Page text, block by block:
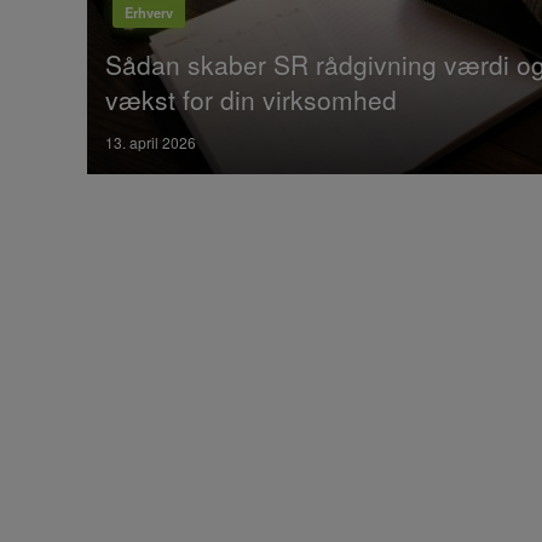
Erhverv
Sådan skaber SR rådgivning værdi
vækst for din virksomhed
Posted
on
13. april 2026